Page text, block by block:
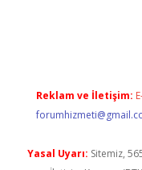
Reklam ve İletişim:
Yasal Uyarı: Sitemiz,